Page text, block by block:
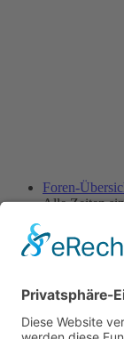
Foren-
Alle Zeiten
Powered byphpBB